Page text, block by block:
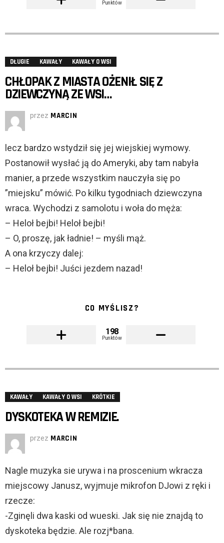
Punktów
DŁUGIE KAWAŁY KAWAŁY O WSI
CHŁOPAK Z MIASTA OŻENIŁ SIĘ Z
DZIEWCZYNĄ ZE WSI…
przez MARCIN
lecz bardzo wstydził się jej wiejskiej wymowy.
Postanowił wysłać ją do Ameryki, aby tam nabyła
manier, a przede wszystkim nauczyła się po
”miejsku” mówić. Po kilku tygodniach dziewczyna
wraca. Wychodzi z samolotu i woła do męża:
– Heloł bejbi! Heloł bejbi!
– O, proszę, jak ładnie! – myśli mąż.
A ona krzyczy dalej:
– Heloł bejbi! Juści jezdem nazad!
CO MYŚLISZ?
198
Punktów
KAWAŁY KAWAŁY O WSI KRÓTKIE
DYSKOTEKA W REMIZIE.
przez MARCIN
Nagle muzyka sie urywa i na proscenium wkracza
miejscowy Janusz, wyjmuje mikrofon DJowi z ręki i
rzecze:
-Zginęli dwa kaski od wueski. Jak się nie znajdą to
dyskoteka będzie. Ale rozj*bana.